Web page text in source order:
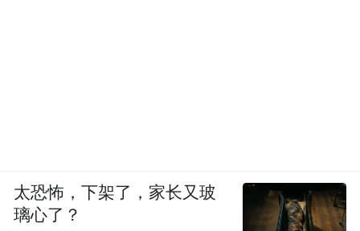
太恐怖，下架了，家长又玻
璃心了？